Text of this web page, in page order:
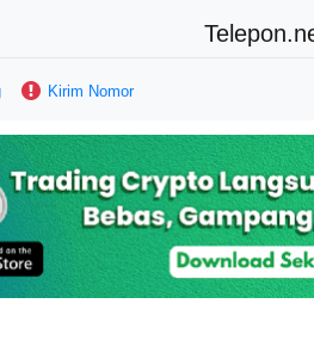
Kirim Nomor